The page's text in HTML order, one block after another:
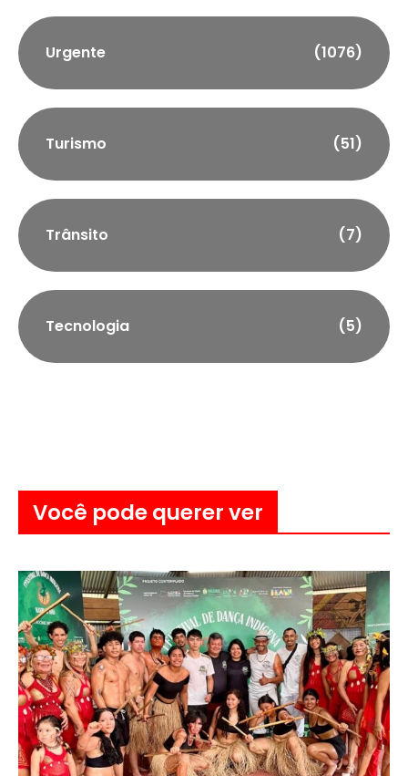
Urgente (1076)
Turismo (51)
Trânsito (7)
Tecnologia (5)
Você pode querer ver